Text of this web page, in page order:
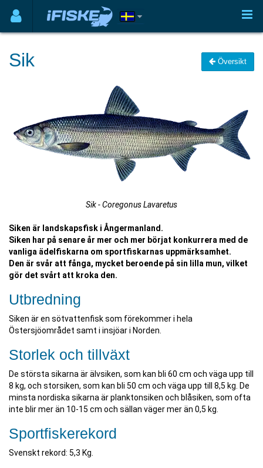
Sik Översikt
Sik - Coregonus Lavaretus
Siken är landskapsfisk i Ångermanland.
Siken har på senare år mer och mer börjat konkurrera med de
vanliga ädelfiskarna om sportfiskarnas uppmärksamhet.
Den är svår att fånga, mycket beroende på sin lilla mun, vilket
gör det svårt att kroka den.
Utbredning
Siken är en sötvattenfisk som förekommer i hela
Östersjöområdet samt i insjöar i Norden.
Storlek och tillväxt
De största sikarna är älvsiken, som kan bli 60 cm och väga upp till
8 kg, och storsiken, som kan bli 50 cm och väga upp till 8,5 kg. De
minsta nordiska sikarna är planktonsiken och blåsiken, som ofta
inte blir mer än 10-15 cm och sällan väger mer än 0,5 kg.
Sportfiskerekord
Svenskt rekord: 5,3 Kg.